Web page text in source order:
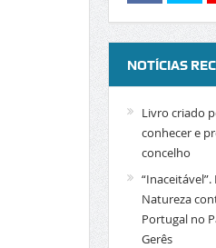
NOTÍCIAS
Livro criado
conhecer e
concelho
Natureza
Portugal no
Gerês